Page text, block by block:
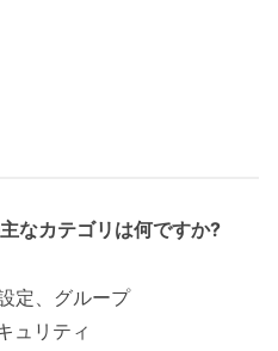
なカテゴリは何ですか?
定、グループ
ュリティ